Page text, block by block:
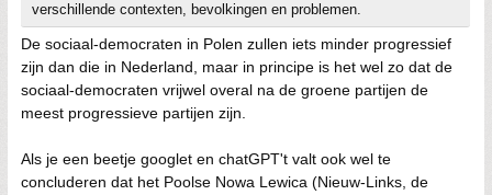
verschillende contexten, bevolkingen en problemen.
De sociaal-democraten in Polen zullen iets minder progressief
zijn dan die in Nederland, maar in principe is het wel zo dat de
sociaal-democraten vrijwel overal na de groene partijen de
meest progressieve partijen zijn.
Als je een beetje googlet en chatGPT't valt ook wel te
concluderen dat het Poolse Nowa Lewica (Nieuw-Links, de